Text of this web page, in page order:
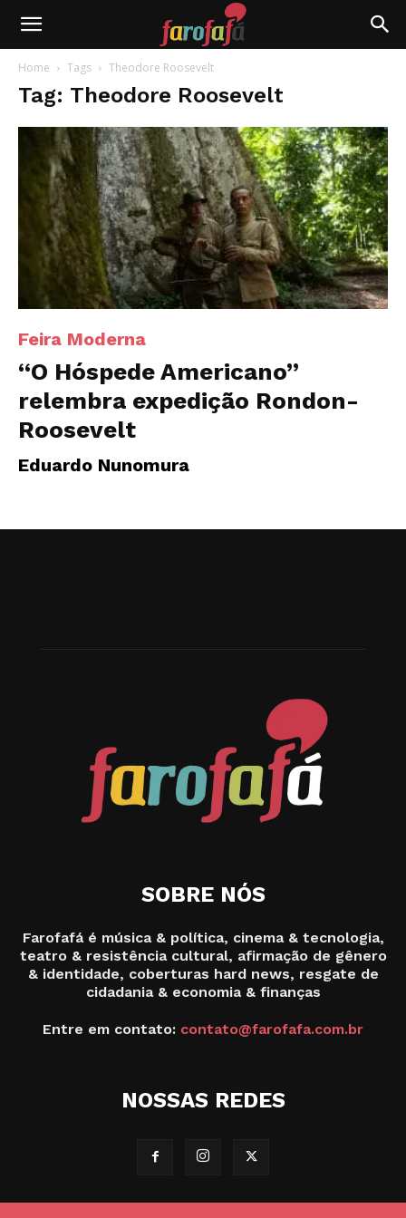
Farofafá
Home Tags Theodore Roosevelt
Tag: Theodore Roosevelt
Feira Moderna
“O Hóspede Americano”
relembra expedição Rondon-
Roosevelt
Eduardo Nunomura
SOBRE NÓS
Farofafá é música & política, cinema & tecnologia,
teatro & resistência cultural, afirmação de gênero
& identidade, coberturas hard news, resgate de
cidadania & economia & finanças
Entre em contato: contato@farofafa.com.br
NOSSAS REDES